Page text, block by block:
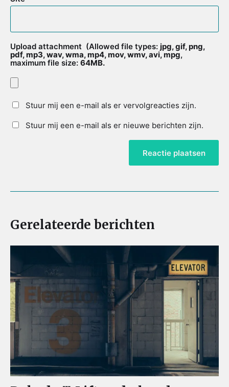
Upload attachment (Allowed file types: jpg, gif, png,
pdf, mp3, wav, wma, mp4, mov, wmv, avi, mpg,
maximum file size: 64MB.
Stuur mij een e-mail als er vervolgreacties zijn.
Stuur mij een e-mail als er nieuwe berichten zijn.
Gerelateerde berichten